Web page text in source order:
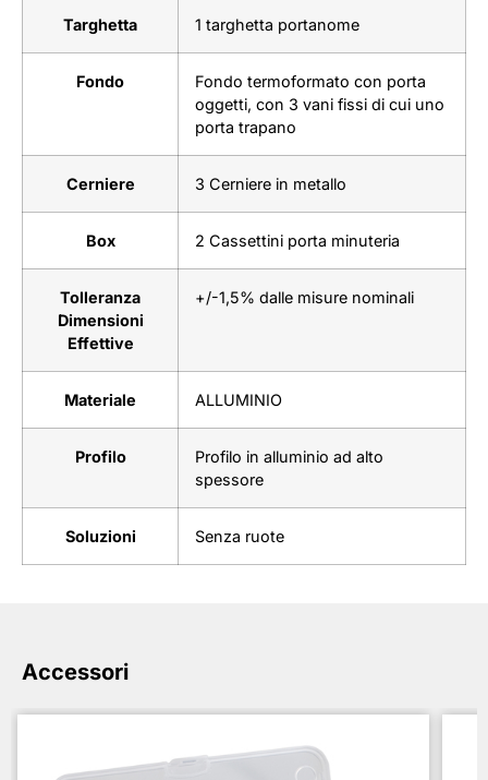
Targhetta 1 targhetta portanome
Fondo
Fondo termoformato con porta
oggetti, con 3 vani fissi di cui uno
porta trapano
Cerniere 3 Cerniere in metallo
Box 2 Cassettini porta minuteria
Tolleranza
Dimensioni
Effettive
+/-1,5% dalle misure nominali
Materiale ALLUMINIO
Profilo
Profilo in alluminio ad alto
spessore
Soluzioni Senza ruote
Accessori